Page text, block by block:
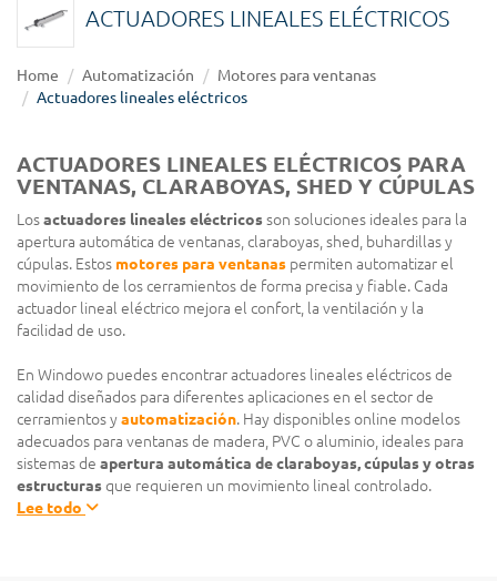
ACTUADORES LINEALES ELÉCTRICOS
Home Automatización
Motores para ventanas
Actuadores lineales eléctricos
ACTUADORES LINEALES ELÉCTRICOS PARA
VENTANAS, CLARABOYAS, SHED Y CÚPULAS
Losactuadores lineales eléctricosson soluciones ideales para la
apertura automática de ventanas, claraboyas, shed, buhardillas y
cúpulas. Estos motores para ventanas permiten automatizar el
movimiento de los cerramientos de forma precisa y fiable. Cada
actuador lineal eléctrico mejora el confort, la ventilación y la
facilidad de uso.
En Windowo puedes encontrar actuadores lineales eléctricos de
calidad diseñados para diferentes aplicaciones en el sector de
cerramientos yautomatización. Hay disponibles online modelos
adecuados para ventanas de madera, PVC o aluminio, ideales para
sistemas de apertura automática de claraboyas, cúpulas y otras
estructurasque requieren un movimiento lineal controlado.
Lee todo